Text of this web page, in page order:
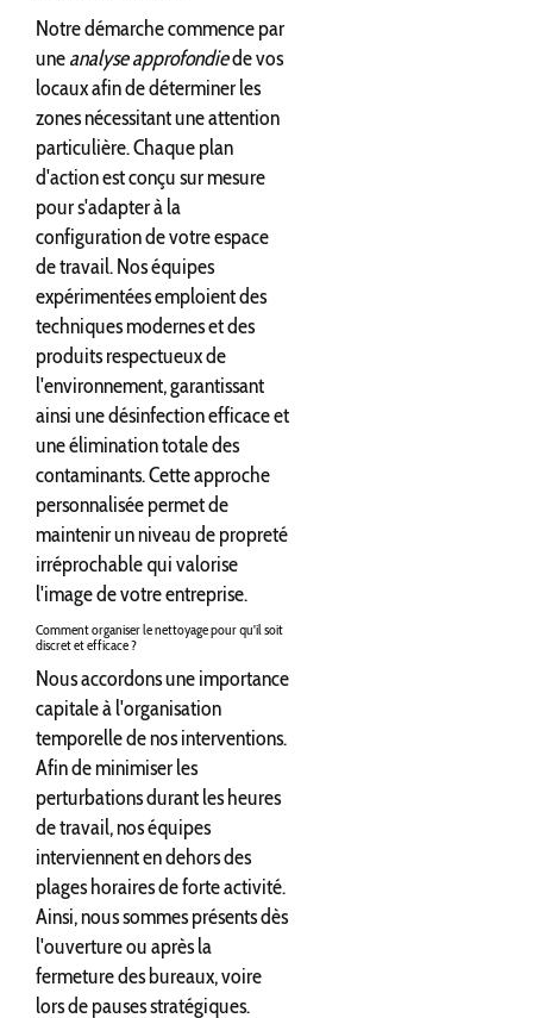
Notre démarche commence par
uneanalyse approfondiede vos
locaux afin de déterminer les
zones nécessitant une attention
particulière. Chaque plan
d'action est conçu sur mesure
pour s'adapter à la
configuration de votre espace
de travail. Nos équipes
expérimentées emploient des
techniques modernes et des
produits respectueux de
l'environnement, garantissant
ainsi une désinfection efficace et
une élimination totale des
contaminants. Cette approche
personnalisée permet de
maintenir un niveau de propreté
irréprochable qui valorise
l'image de votre entreprise.
Comment organiser le nettoyage pour qu'il soit
discret et efficace ?
Nous accordons une importance
capitale à l'organisation
temporelle de nos interventions.
Afin de minimiser les
perturbations durant les heures
de travail, nos équipes
interviennent en dehors des
plages horaires de forte activité.
Ainsi, nous sommes présents dès
l'ouverture ou après la
fermeture des bureaux, voire
lors de pauses stratégiques.